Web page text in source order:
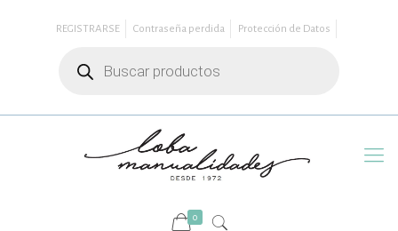
REGISTRARSE Contraseña perdida
Protección de Datos
productos
0